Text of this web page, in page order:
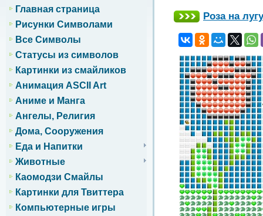
Главная страница
Рисунки Символами
Все Символы
Статусы из символов
Картинки из смайликов
Анимация ASCII Art
Аниме и Манга
Ангелы, Религия
Дома, Сооружения
Еда и Напитки
Животные
Каомодзи Смайлы
Картинки для Твиттера
Компьютерные игры
Роза на